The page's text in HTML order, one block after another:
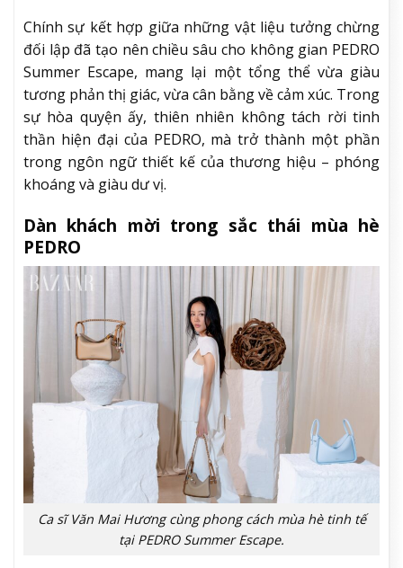
Chính sự kết hợp giữa những vật liệu tưởng chừng
đối lập đã tạo nên chiều sâu cho không gian PEDRO
Summer Escape, mang lại một tổng thể vừa giàu
tương phản thị giác, vừa cân bằng về cảm xúc. Trong
sự hòa quyện ấy, thiên nhiên không tách rời tinh
thần hiện đại của PEDRO, mà trở thành một phần
trong ngôn ngữ thiết kế của thương hiệu – phóng
khoáng và giàu dư vị.
Dàn khách mời trong sắc thái mùa hè
PEDRO
Ca sĩ Văn Mai Hương cùng phong cách mùa hè tinh tế
tại PEDRO Summer Escape.